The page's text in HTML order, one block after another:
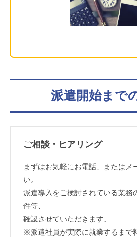
派遣開始まで
ご相談・ヒアリング
まずはお気軽にお電話、またはメ
い。
派遣導入をご検討されている業務
件等、
確認させていただきます。
※派遣社員が実際に就業するまで